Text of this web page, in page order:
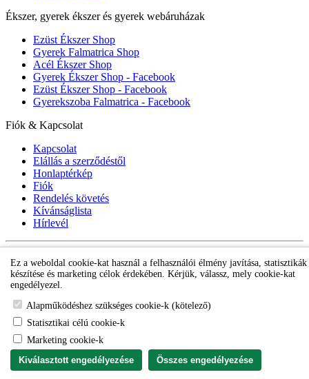
Ékszer, gyerek ékszer és gyerek webáruházak
Ezüst Ékszer Shop
Gyerek Falmatrica Shop
Acél Ékszer Shop
Gyerek Ékszer Shop - Facebook
Ezüst Ékszer Shop - Facebook
Gyerekszoba Falmatrica - Facebook
Fiók & Kapcsolat
Kapcsolat
Elállás a szerződéstől
Honlaptérkép
Fiók
Rendelés követés
Kívánságlista
Hírlevél
Ez a weboldal cookie-kat használ a felhasználói élmény javítása, statisztikák
készítése és marketing célok érdekében. Kérjük, válassz, mely cookie-kat
engedélyezel.
Alapműködéshez szükséges cookie-k (kötelező)
Statisztikai célú cookie-k
Marketing cookie-k
Kiválasztott engedélyezése
Összes engedélyezése